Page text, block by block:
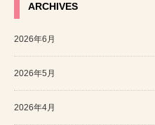
ARCHIVES
2026年6月
2026年5月
2026年4月